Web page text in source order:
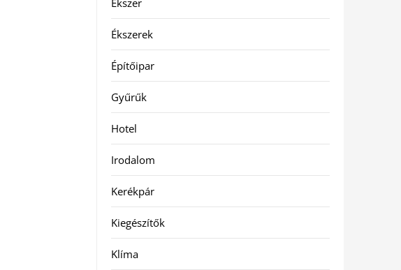
Ékszer
Ékszerek
Építőipar
Gyűrűk
Hotel
Irodalom
Kerékpár
Kiegészítők
Klíma